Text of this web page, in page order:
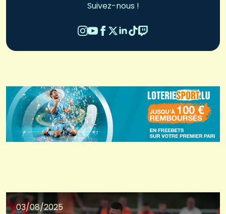
Suivez-nous !
03/08/2025